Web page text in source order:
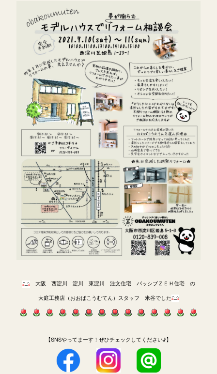
大阪 西淀川 淀川 東淀川 注文住宅 パッシブＺＥＨ住宅 の
大庭工務店（おおばこうむてん）スタッフ 米谷でした
【SNSやってまーす！ぜひチェックしてください♪】